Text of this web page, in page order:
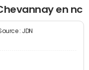
en nc
: JDN